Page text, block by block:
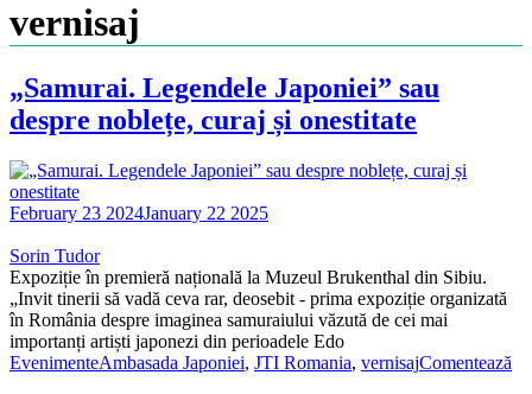
vernisaj
„Samurai. Legendele Japoniei” sau
despre noblețe, curaj și onestitate
February 23 2024January 22 2025
Sorin Tudor
Expoziție în premieră națională la Muzeul Brukenthal din Sibiu.
„Invit tinerii să vadă ceva rar, deosebit - prima expoziție organizată
în România despre imaginea samuraiului văzută de cei mai
importanți artiști japonezi din perioadele Edo
EvenimenteAmbasada Japoniei, JTI Romania, vernisajComentează